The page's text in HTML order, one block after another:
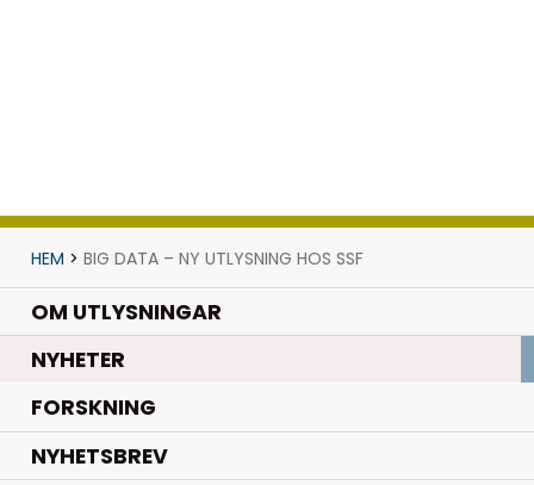
HEM > BIG DATA – NY UTLYSNING HOS SSF
OM UTLYSNINGAR
NYHETER.
FORSKNING.
NYHETSBREV